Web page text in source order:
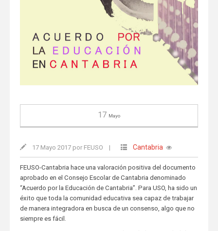
17 Mayo
17 Mayo 2017 por FEUSO | Cantabria
FEUSO-Cantabria hace una valoración positiva del documento
aprobado en el Consejo Escolar de Cantabria denominado
“Acuerdo por la Educación de Cantabria”. Para USO, ha sido un
éxito que toda la comunidad educativa sea capaz de trabajar
de manera integradora en busca de un consenso, algo que no
siempre es fácil.